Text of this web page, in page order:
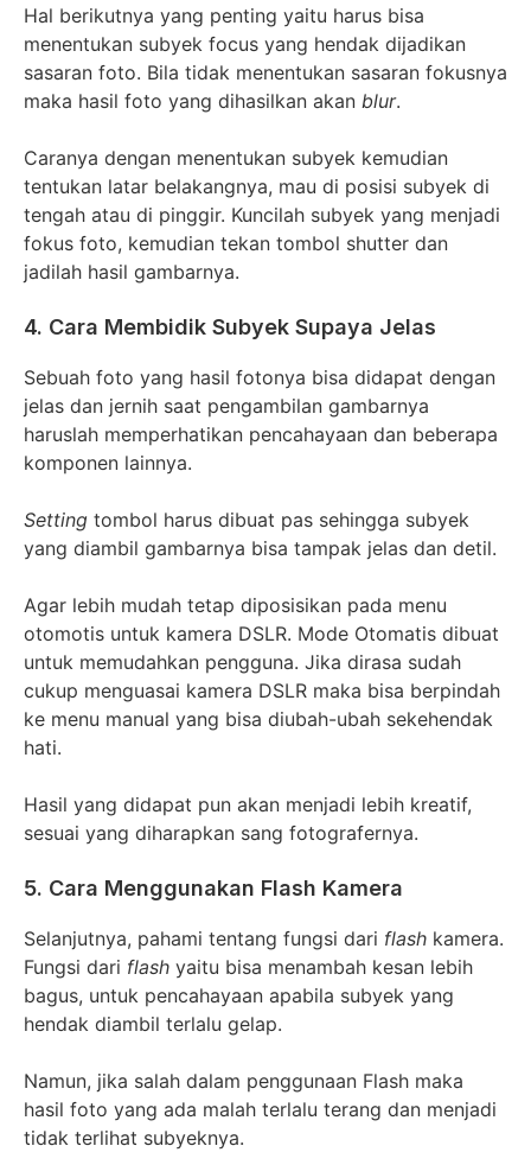
Hal berikutnya yang penting yaitu harus bisa
menentukan subyek focus yang hendak dijadikan
sasaran foto. Bila tidak menentukan sasaran fokusnya
maka hasil foto yang dihasilkan akan blur.
Caranya dengan menentukan subyek kemudian
tentukan latar belakangnya, mau di posisi subyek di
tengah atau di pinggir. Kuncilah subyek yang menjadi
fokus foto, kemudian tekan tombol shutter dan
jadilah hasil gambarnya.
4. Cara Membidik Subyek Supaya Jelas
Sebuah foto yang hasil fotonya bisa didapat dengan
jelas dan jernih saat pengambilan gambarnya
haruslah memperhatikan pencahayaan dan beberapa
komponen lainnya.
Setting tombol harus dibuat pas sehingga subyek
yang diambil gambarnya bisa tampak jelas dan detil.
Agar lebih mudah tetap diposisikan pada menu
otomotis untuk kamera DSLR. Mode Otomatis dibuat
untuk memudahkan pengguna. Jika dirasa sudah
cukup menguasai kamera DSLR maka bisa berpindah
ke menu manual yang bisa diubah-ubah sekehendak
hati.
Hasil yang didapat pun akan menjadi lebih kreatif,
sesuai yang diharapkan sang fotografernya.
5. Cara Menggunakan Flash Kamera
Selanjutnya, pahami tentang fungsi dari flash kamera.
Fungsi dari flash yaitu bisa menambah kesan lebih
bagus, untuk pencahayaan apabila subyek yang
hendak diambil terlalu gelap.
Namun, jika salah dalam penggunaan Flash maka
hasil foto yang ada malah terlalu terang dan menjadi
tidak terlihat subyeknya.